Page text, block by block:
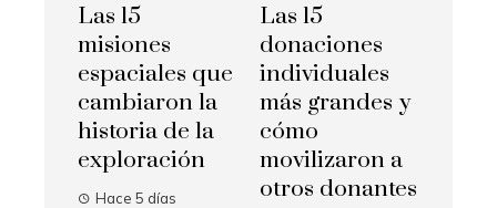
Las 15
misiones
espaciales que
cambiaron la
historia de la
exploración
Hace 5 días
Las 15
donaciones
individuales
más grandes y
cómo
movilizaron a
otros donantes